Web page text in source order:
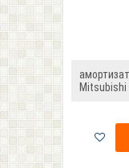
Mitsubishi